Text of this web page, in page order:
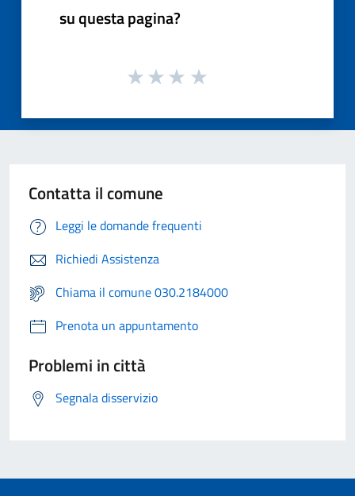
su questa pagina?
Contatta il comune
Leggi le domande frequenti
Richiedi Assistenza
Chiama il comune 030.2184000
Prenota un appuntamento
Problemi in città
Segnala disservizio